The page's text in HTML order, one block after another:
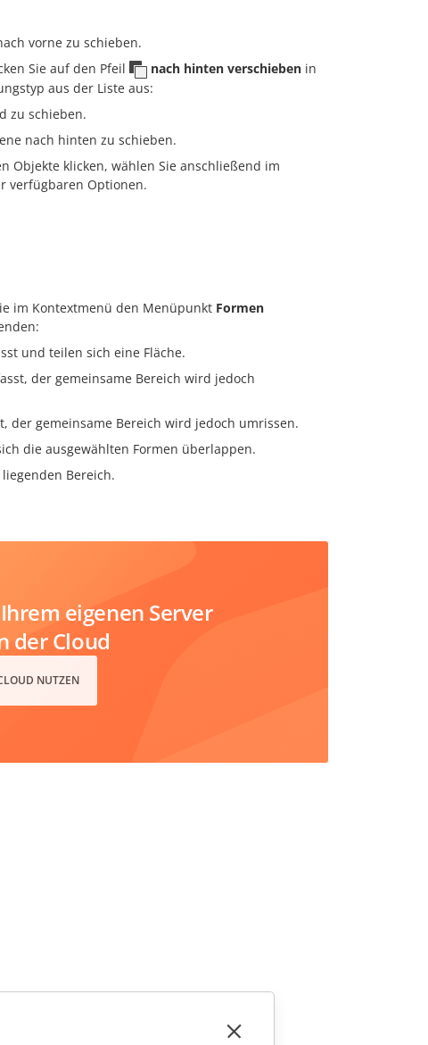
vorne zu schieben.
Sie auf den Pfeil
nach hinten verschieben in
aus der Liste aus:
zu schieben.
nach hinten zu schieben.
Objekte klicken, wählen Sie anschließend im
verfügbaren Optionen.
im Kontextmenü den Menüpunkt Formen
und teilen sich eine Fläche.
der gemeinsame Bereich wird jedoch
der gemeinsame Bereich wird jedoch umrissen.
die ausgewählten Formen überlappen.
Bereich.
eigenen Server
der Cloud
NUTZEN